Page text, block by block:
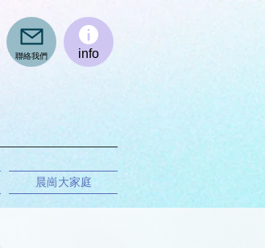
聯絡我們 info
晨崗大家庭